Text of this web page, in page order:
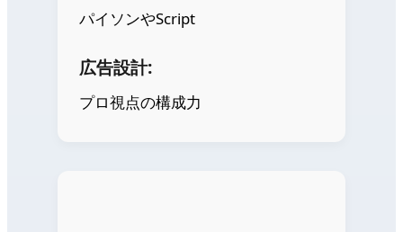
パイソンやScript
広告設計:
プロ視点の構成力